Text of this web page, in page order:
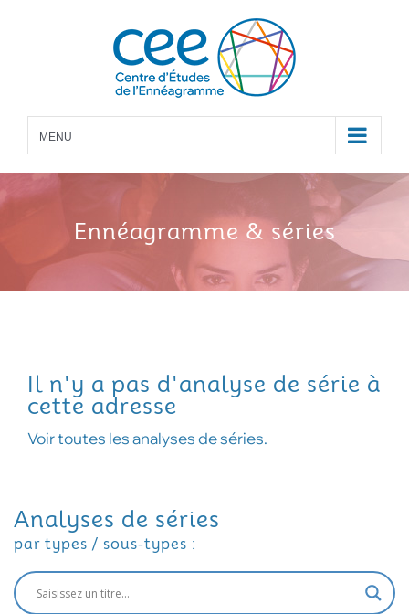
MENU
Ennéagramme & séries
Il n'y a pas d'analyse de série à
cette adresse
Voir toutes les analyses de séries.
Analyses de séries
par types / sous-types :